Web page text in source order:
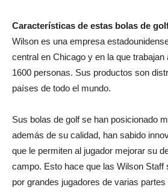
Características de estas bolas de
Wilson es una empresa
central en Chicago y en la que
1600 personas. Sus productos son
países de todo el mundo.
Sus bolas de golf se han posicionado
además de su calidad, han sabido
que le permiten al jugador mejorar su
campo. Esto hace que las Wilson Staff
por grandes jugadores de varias partes